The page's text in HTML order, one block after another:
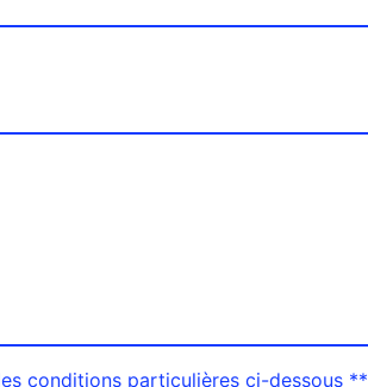
conditions particulières ci-dessous **